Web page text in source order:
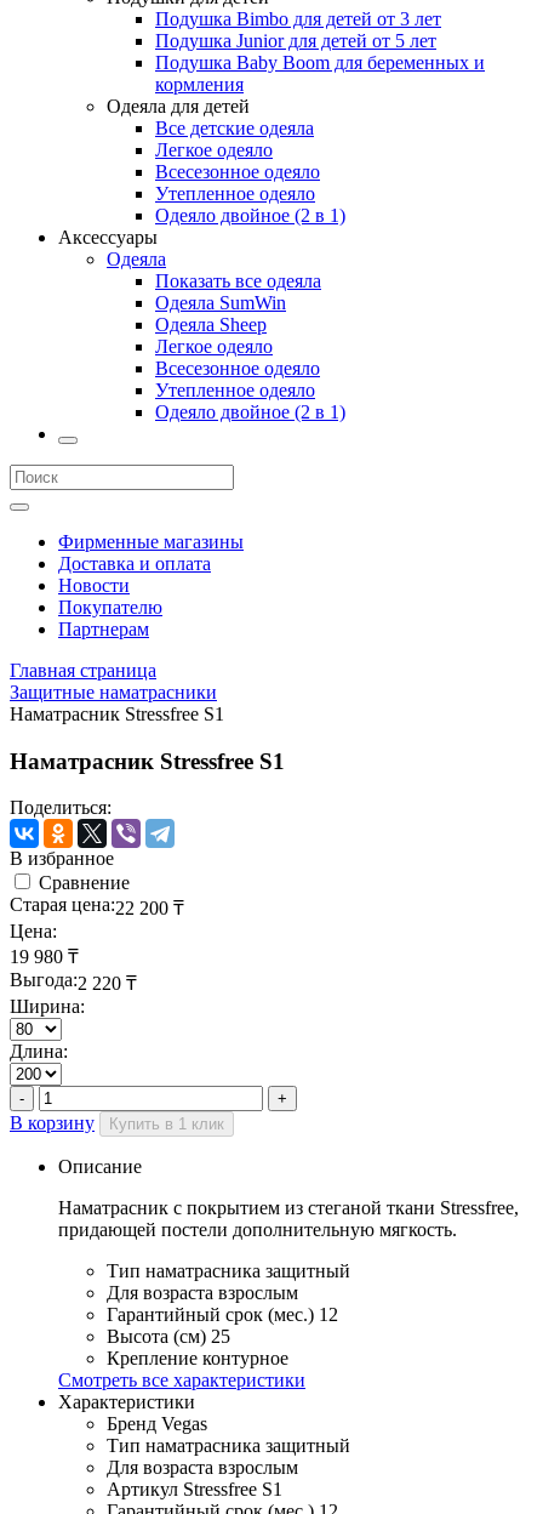
Подушка Bimbo для детей от 3 лет
Подушка Junior для детей от 5 лет
Подушка Baby Boom для беременных и
кормления
Одеяла для детей
Все детские одеяла
Легкое одеяло
Всесезонное одеяло
Утепленное одеяло
Одеяло двойное (2 в 1)
Аксессуары
Одеяла
Показать все одеяла
Одеяла SumWin
Одеяла Sheep
Легкое одеяло
Всесезонное одеяло
Утепленное одеяло
Одеяло двойное (2 в 1)
Фирменные магазины
Доставка и оплата
Новости
Покупателю
Партнерам
Главная страница
Защитные наматрасники
Наматрасник Stressfree S1
Наматрасник Stressfree S1
Поделиться:
В избранное
Сравнение
Старая цена:22 200 ₸
Цена:
19 980 ₸
Выгода:2 220 ₸
Ширина:
Длина:
В корзину Купить в 1 клик
Описание
Наматрасник с покрытием из стеганой ткани Stressfree,
придающей постели дополнительную мягкость.
Тип наматрасника защитный
Для возраста взрослым
Гарантийный срок (мес.) 12
Высота (см) 25
Крепление контурное
Смотреть все характеристики
Характеристики
Бренд Vegas
Тип наматрасника защитный
Для возраста взрослым
Артикул Stressfree S1